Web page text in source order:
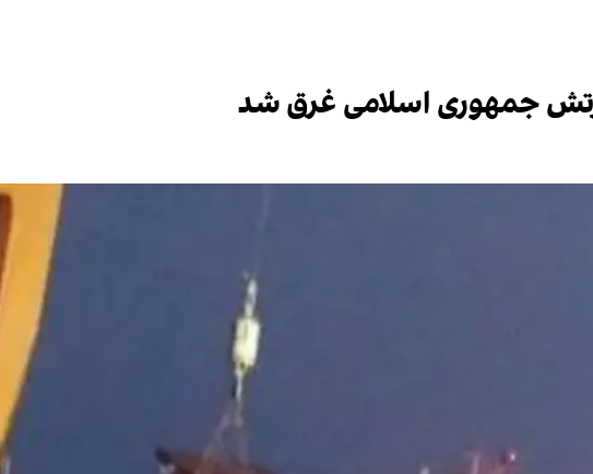
جمهوری اسلامی غرق شد